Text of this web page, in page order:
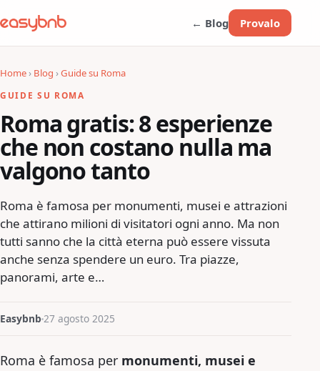
← Blog Provalo
Home› Blog ›Guide su Roma
GUIDE SU ROMA
Roma gratis: 8 esperienze
che non costano nulla ma
valgono tanto
Roma è famosa per monumenti, musei e attrazioni
che attirano milioni di visitatori ogni anno. Ma non
tutti sanno che la città eterna può essere vissuta
anche senza spendere un euro. Tra piazze,
panorami, arte e…
Easybnb 27 agosto 2025
Roma è famosa per monumenti, musei e